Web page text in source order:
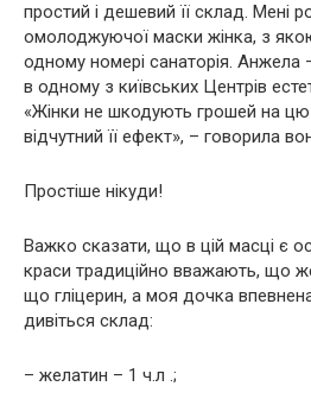
простий і дешевий її склад. Мені
омолоджуючої маски жінка, з
одному номері санаторія. Анжела
в одному з київських Центрів
«Жінки не шкодують грошей на цю
відчутний її ефект», – говорила
Простіше нікуди!
Важко сказати, що в цій масці є
краси традиційно вважають, що
що гліцeрин, а моя дочка
дивіться склад:
– желатин – 1 ч.л .;